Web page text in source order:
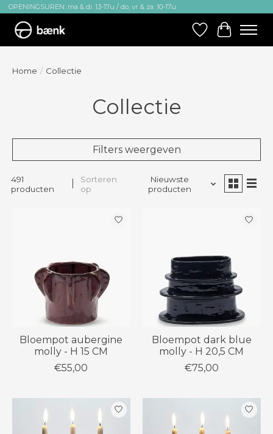
OPENINGSUREN: ma & di: 13-17u / do, vr & za: 10-17u
Verlanglijst
Home / Collectie
Collectie
Filters weergeven
491
producten
Sorteren
op
Nieuwste
producten
Bloempot aubergine
molly - H 15 CM
€55,00
Bloempot dark blue
molly - H 20,5 CM
€75,00